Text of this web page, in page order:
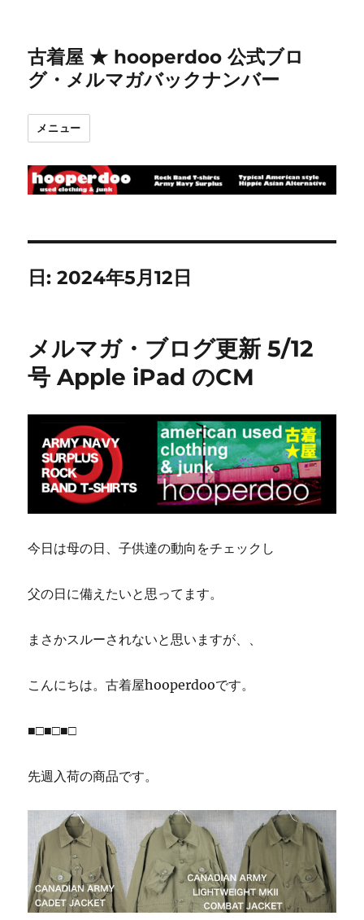
古着屋 ★ hooperdoo 公式ブロ
グ・メルマガバックナンバー
メニュー
日:2024年5月12日
メルマガ・ブログ更新 5/12
号 Apple iPad のCM
今日は母の日、子供達の動向をチェックし
父の日に備えたいと思ってます。
まさかスルーされないと思いますが、、
こんにちは。古着屋hooperdooです。
■□■□■□
先週入荷の商品です。